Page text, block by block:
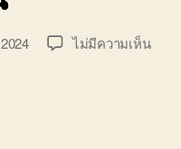
ไม่มีความเห็นบน